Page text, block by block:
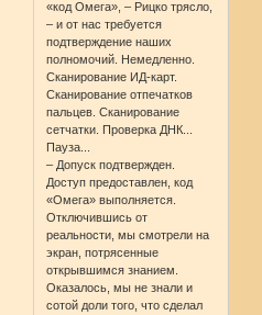
«код Омега», – Рицко трясло,
– и от нас требуется
подтверждение наших
полномочий. Немедленно.
Сканирование ИД-карт.
Сканирование отпечатков
пальцев. Сканирование
сетчатки. Проверка ДНК...
Пауза...
– Допуск подтвержден.
Доступ предоставлен, код
«Омега» выполняется.
Отключившись от
реальности, мы смотрели на
экран, потрясенные
открывшимся знанием.
Оказалось, мы не знали и
сотой доли того, что сделал